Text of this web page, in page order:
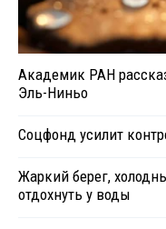
Академик РАН
Эль-Ниньо
Соцфонд усилит
Жаркий берег,
отдохнуть у воды